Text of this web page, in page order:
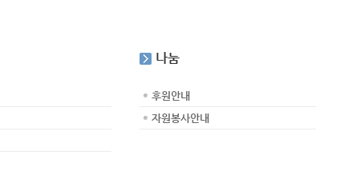
나눔
후원안내
자원봉사안내